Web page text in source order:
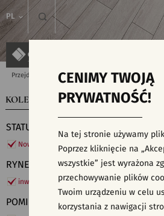
PL
Przejdź do strony głównej Kolekcje
KOLEKCJE
STATUS
Nowości
RYNEK
inwestycje
POMIESZCZENIE
CENIMY TWOJĄ
PRYWATNOŚĆ!
Na tej stronie używamy
Poprzez kliknięcie na
wszystkie” jest wyrażona
przechowywanie plików
Twoim urządzeniu w celu
korzystania z nawigacji